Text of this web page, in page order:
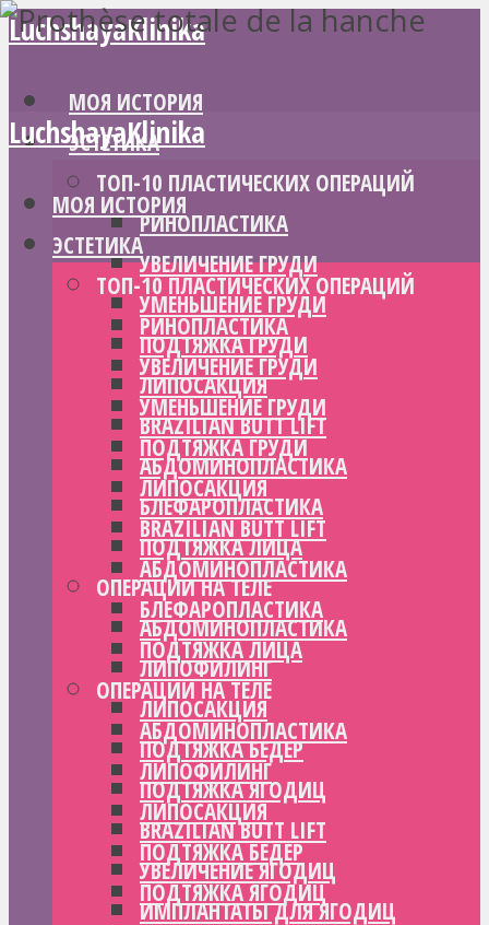
LuchshayaKlinika
МОЯ ИСТОРИЯ
ЭСТЕТИКА
ТОП-10 ПЛАСТИЧЕСКИХ ОПЕРАЦИЙ
РИНОПЛАСТИКА
УВЕЛИЧЕНИЕ ГРУДИ
УМЕНЬШЕНИЕ ГРУДИ
ПОДТЯЖКА ГРУДИ
ЛИПОСАКЦИЯ
BRAZILIAN BUTT LIFT
АБДОМИНОПЛАСТИКА
БЛЕФАРОПЛАСТИКА
ПОДТЯЖКА ЛИЦА
ОПЕРАЦИИ НА ТЕЛЕ
АБДОМИНОПЛАСТИКА
ЛИПОФИЛИНГ
ЛИПОСАКЦИЯ
ПОДТЯЖКА БЕДЕР
ПОДТЯЖКА ЯГОДИЦ
BRAZILIAN BUTT LIFT
УВЕЛИЧЕНИЕ ЯГОДИЦ
ИМПЛАНТАТЫ ДЛЯ ЯГОДИЦ
LuchshayaKlinika
МОЯ ИСТОРИЯ
ЭСТЕТИКА
ТОП-10 ПЛАСТИЧЕСКИХ ОПЕРАЦИЙ
РИНОПЛАСТИКА
УВЕЛИЧЕНИЕ ГРУДИ
УМЕНЬШЕНИЕ ГРУДИ
ПОДТЯЖКА ГРУДИ
ЛИПОСАКЦИЯ
BRAZILIAN BUTT LIFT
АБДОМИНОПЛАСТИКА
БЛЕФАРОПЛАСТИКА
ПОДТЯЖКА ЛИЦА
ОПЕРАЦИИ НА ТЕЛЕ
АБДОМИНОПЛАСТИКА
ЛИПОФИЛИНГ
ЛИПОСАКЦИЯ
ПОДТЯЖКА БЕДЕР
ПОДТЯЖКА ЯГОДИЦ